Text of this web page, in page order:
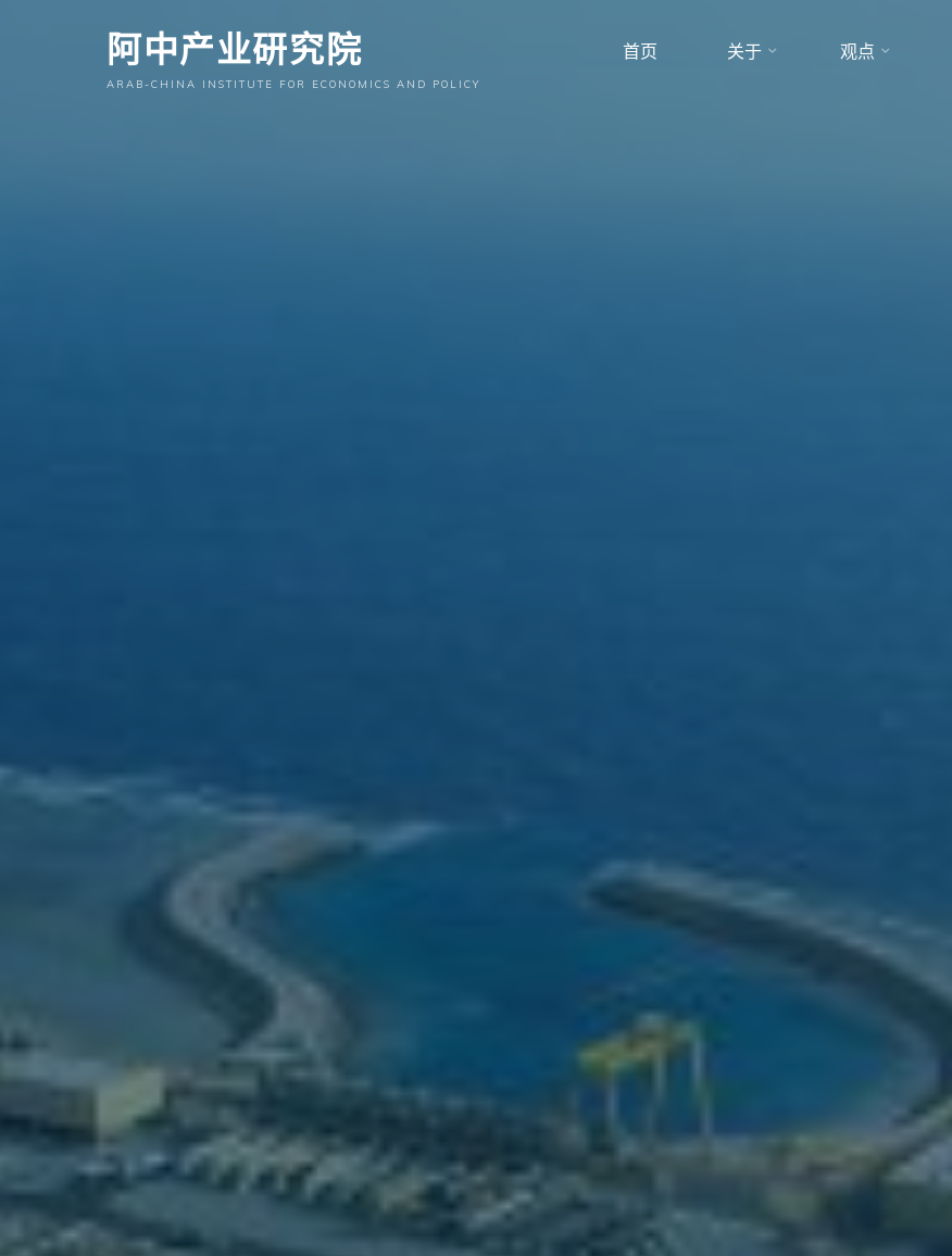
阿中产业研究院
ARAB-CHINA INSTITUTE FOR ECONOMICS AND POLICY
首页 关于 观点